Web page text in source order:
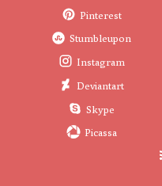
Pinterest
Stumbleupon
Instagram
Deviantart
Skype
Picassa